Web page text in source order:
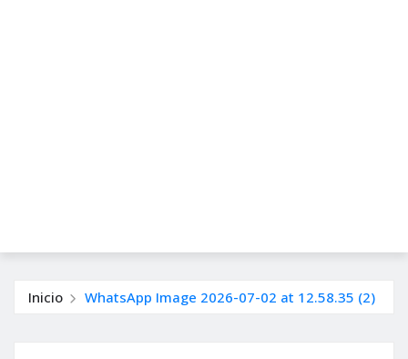
Inicio WhatsApp Image 2026-07-02 at 12.58.35 (2)